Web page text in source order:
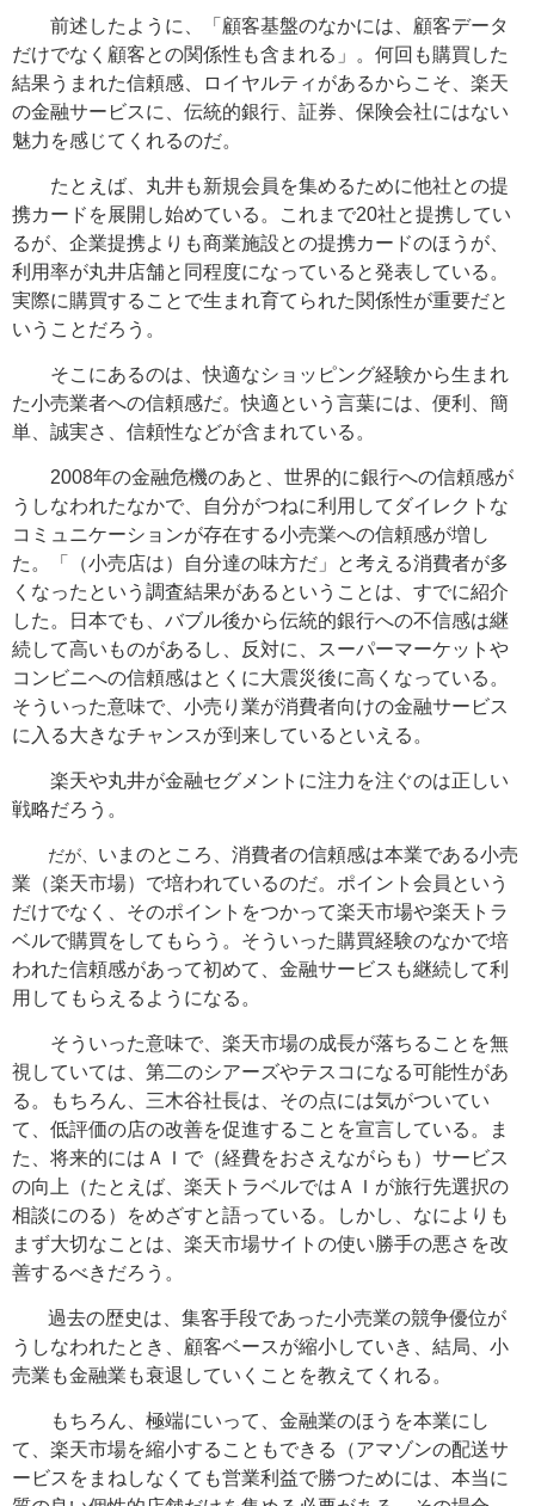
前述したように、「顧客基盤のなかには、顧客データ
だけでなく顧客との関係性も含まれる」。何回も購買した
結果うまれた信頼感、ロイヤルティがあるからこそ、楽天
の金融サービスに、伝統的銀行、証券、保険会社にはない
魅力を感じてくれるのだ。
たとえば、丸井も新規会員を集めるために他社との提
携カードを展開し始めている。これまで20社と提携してい
るが、企業提携よりも商業施設との提携カードのほうが、
利用率が丸井店舗と同程度になっていると発表している。
実際に購買することで生まれ育てられた関係性が重要だと
いうことだろう。
そこにあるのは、快適なショッピング経験から生まれ
た小売業者への信頼感だ。快適という言葉には、便利、簡
単、誠実さ、信頼性などが含まれている。
2008年の金融危機のあと、世界的に銀行への信頼感が
うしなわれたなかで、自分がつねに利用してダイレクトな
コミュニケーションが存在する小売業への信頼感が増し
た。「（小売店は）自分達の味方だ」と考える消費者が多
くなったという調査結果があるということは、すでに紹介
した。日本でも、バブル後から伝統的銀行への不信感は継
続して高いものがあるし、反対に、スーパーマーケットや
コンビニへの信頼感はとくに大震災後に高くなっている。
そういった意味で、小売り業が消費者向けの金融サービス
に入る大きなチャンスが到来しているといえる。
楽天や丸井が金融セグメントに注力を注ぐのは正しい
戦略だろう。
だが、 いまのところ、消費者の信頼感は本業である小売
業（楽天市場）で培われているのだ。ポイント会員という
だけでなく、そのポイントをつかって楽天市場や楽天トラ
ベルで購買をしてもらう。そういった購買経験のなかで培
われた信頼感があって初めて、金融サービスも継続して利
用してもらえるようになる。
そういった意味で、楽天市場の成長が落ちることを無
視していては、第二のシアーズやテスコになる可能性があ
る。もちろん、三木谷社長は、その点には気がついてい
て、低評価の店の改善を促進することを宣言している。ま
た、将来的にはＡＩで（経費をおさえながらも）サービス
の向上（たとえば、楽天トラベルではＡＩが旅行先選択の
相談にのる）をめざすと語っている。しかし、なによりも
まず大切なことは、楽天市場サイトの使い勝手の悪さを改
善するべきだろう。
過去の歴史は、集客手段であった小売業の競争優位が
うしなわれたとき、顧客ベースが縮小していき、結局、小
売業も金融業も衰退していくことを教えてくれる。
もちろん、極端にいって、金融業のほうを本業にし
て、楽天市場を縮小することもできる（アマゾンの配送サ
ービスをまねしなくても営業利益で勝つためには、本当に